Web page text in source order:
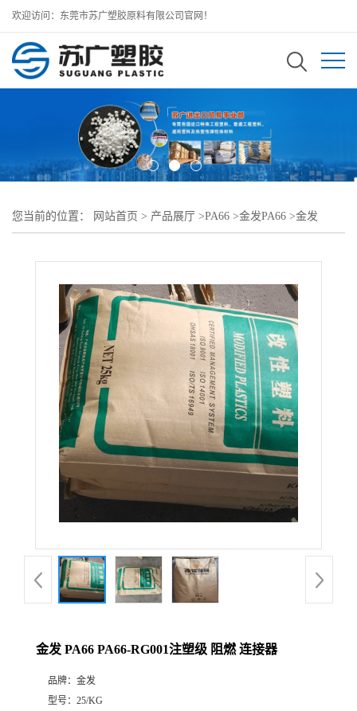
欢迎访问：东莞市苏广塑胶原料有限公司官网！
您当前的位置： 网站首页 > 产品展厅 >PA66 >金发PA66 >金发
金发 PA66 PA66-RG001注塑级 阻燃 连接器
品牌： 金发
型号： 25/KG